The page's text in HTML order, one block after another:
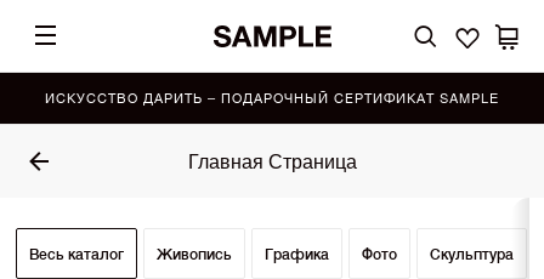
ИСКУССТВО ДАРИТЬ – ПОДАРОЧНЫЙ СЕРТИФИКАТ SAMPLE
Главная Страница
Весь каталог Живопись Графика Фото Скульптура